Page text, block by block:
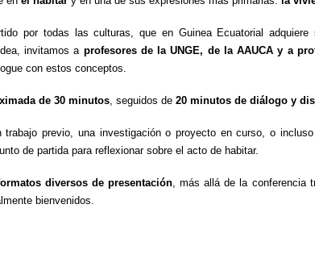
por todas las culturas, que en Guinea Ecuatorial adquiere
invitamos a profesores de la UNGE, de la AAUCA y a
con estos conceptos.
de 30 minutos , seguidos de 20 minutos de diálogo y
trabajo previo, una investigación o proyecto en curso, o
de partida para reflexionar sobre el acto de habitar.
diversos de presentación , más allá de la conferencia
bienvenidos.